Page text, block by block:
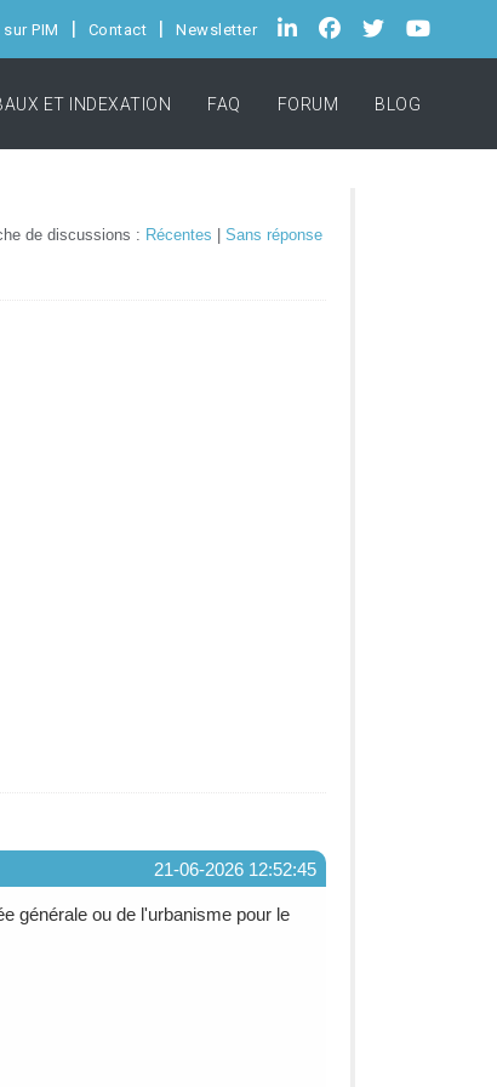
sur PIM Contact Newsletter
ET INDEXATION FAQ FORUM BLOG
de discussions : Récentes Sans réponse
21-06-2026 12:52:45
générale ou de l'urbanisme pour le